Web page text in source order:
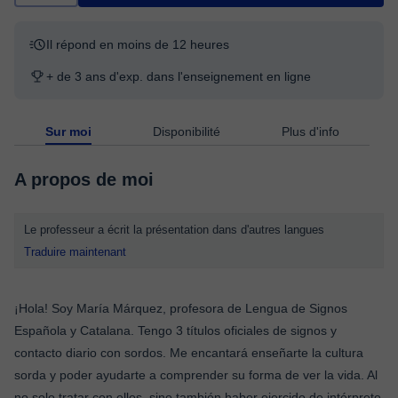
Il répond en moins de 12 heures
+ de 3 ans d'exp. dans l'enseignement en ligne
Sur moi Disponibilité Plus d'info
A propos de moi
Le professeur a écrit la présentation dans d'autres langues
Traduire maintenant
¡Hola! Soy María Márquez, profesora de Lengua de Signos
Española y Catalana. Tengo 3 títulos oficiales de signos y
contacto diario con sordos. Me encantará enseñarte la cultura
sorda y poder ayudarte a comprender su forma de ver la vida. Al